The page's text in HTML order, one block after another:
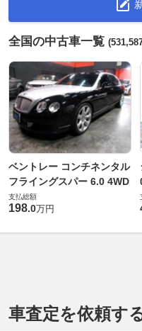
全国の中古車一覧
ベントレー コンチネンタル
フライングスパー 6.0 4WD
支払総額
198.0万円
車査定を依頼す